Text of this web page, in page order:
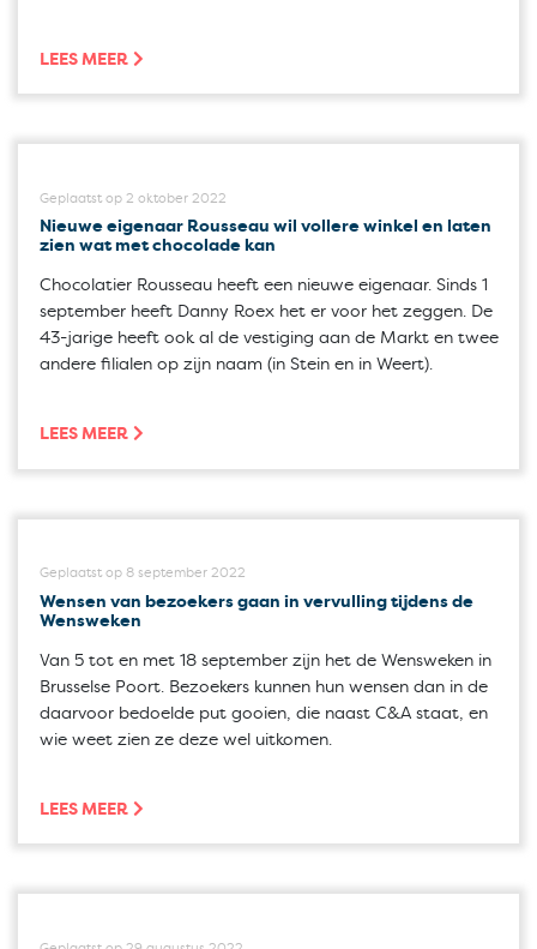
LEES MEER
Geplaatst op 2 oktober 2022
Nieuwe eigenaar Rousseau wil vollere winkel en laten
zien wat met chocolade kan
Chocolatier Rousseau heeft een nieuwe eigenaar. Sinds 1
september heeft Danny Roex het er voor het zeggen. De
43-jarige heeft ook al de vestiging aan de Markt en twee
andere filialen op zijn naam (in Stein en in Weert).
LEES MEER
Geplaatst op 8 september 2022
Wensen van bezoekers gaan in vervulling tijdens de
Wensweken
Van 5 tot en met 18 september zijn het de Wensweken in
Brusselse Poort. Bezoekers kunnen hun wensen dan in de
daarvoor bedoelde put gooien, die naast C&A staat, en
wie weet zien ze deze wel uitkomen.
LEES MEER